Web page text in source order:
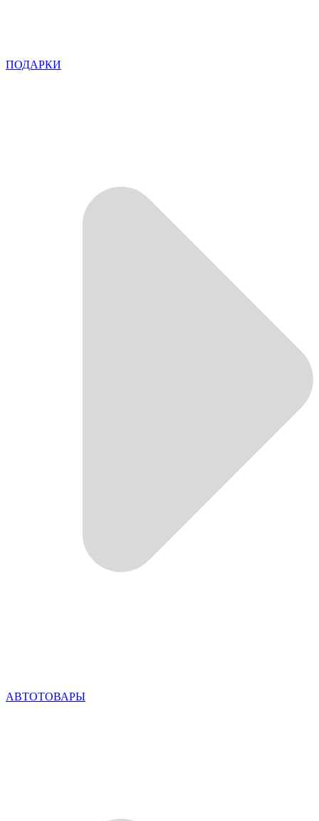
ПОДАРКИ
АВТОТОВАРЫ